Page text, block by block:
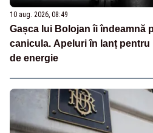
10 aug. 2026, 08:49
Gașca lui Bolojan îi îndeamnă
canicula. Apeluri în lanț
de energie